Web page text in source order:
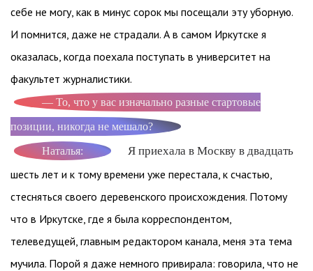
себе не могу, как в минус сорок мы посещали эту уборную.
И помнится, даже не страдали. А в самом Иркутске я
оказалась, когда поехала поступать в университет на
факультет журналистики.
— То, что у вас изначально разные стартовые
позиции, никогда не мешало?
Наталья: Я приехала в Москву в двадцать
шесть лет и к тому времени уже перестала, к счастью,
стесняться своего деревенского происхождения. Потому
что в Иркутске, где я была корреспондентом,
телеведущей, главным редактором канала, меня эта тема
мучила. Порой я даже немного привирала: говорила, что не